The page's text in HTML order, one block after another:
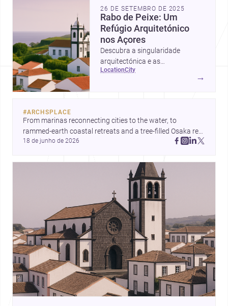
26 DE SETEMBRO DE 2025
Rabo de Peixe: Um
Refúgio Arquitetónico
nos Açores
Descubra a singularidade
arquitectónica e as
oportunidades de construção em
location city
→
#ARCHSPLACE
From marinas reconnecting cities to the water, to
rammed-earth coastal retreats and a tree-filled Osaka rest
area, these projects show architecture shaping how we
18 de junho de 2026